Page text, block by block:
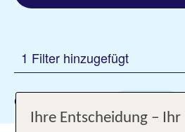
1 Filter hinzugefügt
Gewählte Filter:
Ihre Entscheidung – Ihr